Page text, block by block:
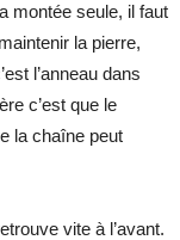
montée seule, il faut
la pierre,
l’anneau dans
c’est que le
la chaîne peut
vite à l’avant.